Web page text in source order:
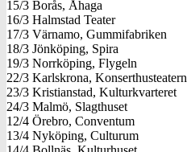
15/3 Borås, Åhaga
16/3 Halmstad Teater
17/3 Värnamo, Gummifabriken
18/3 Jönköping, Spira
19/3 Norrköping, Flygeln
22/3 Karlskrona, Konserthusteatern
23/3 Kristianstad, Kulturkvarteret
24/3 Malmö, Slagthuset
12/4 Örebro, Conventum
13/4 Nyköping, Culturum